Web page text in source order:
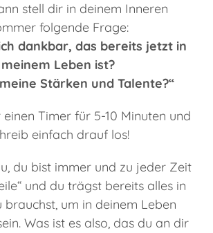
stell dir in deinem Inneren
folgende Frage:
dankbar, das bereits jetzt in
meinem Leben ist?
Stärken und Talente?“
Timer für 5-10 Minuten und
einfach drauf los!
du bist immer und zu jeder Zeit
und du trägst bereits alles in
brauchst, um in deinem Leben
Was ist es also, das du an dir